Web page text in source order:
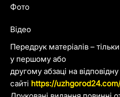
Передрук матеріалів –
у першому або
другому абзаці на відповідну
сайті https://uzhgorod24.com/
Фото
Відео